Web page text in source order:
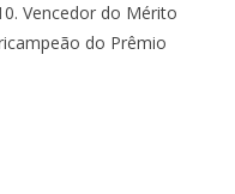
Vencedor do Mérito
do Prêmio